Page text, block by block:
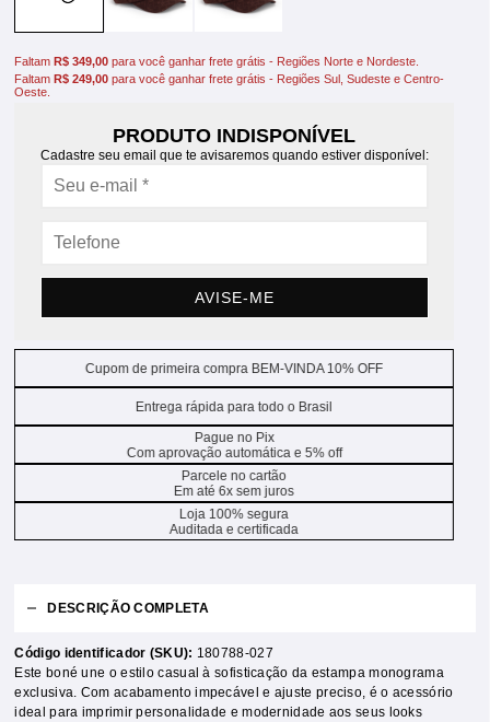
FaltamR$ 349,00 para você ganhar frete grátis - Regiões Norte e Nordeste.
FaltamR$ 249,00 para você ganhar frete grátis - Regiões Sul, Sudeste e Centro-
Oeste.
PRODUTO INDISPONÍVEL
Cadastre seu email que te avisaremos quando estiver disponível:
AVISE-ME
Cupom de primeira compra BEM-VINDA 10% OFF
Entrega rápida para todo o Brasil
Pague no Pix
Com aprovação automática e 5% off
Parcele no cartão
Em até 6x sem juros
Loja 100% segura
Auditada e certificada
DESCRIÇÃO COMPLETA
Código identificador (SKU): 180788-027
Este boné une o estilo casual à sofisticação da estampa monograma
exclusiva. Com acabamento impecável e ajuste preciso, é o acessório
ideal para imprimir personalidade e modernidade aos seus looks